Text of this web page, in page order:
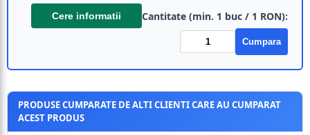
Cere informatii Cantitate (min. 1 buc / 1 RON):
Cumpara
PRODUSE CUMPARATE DE ALTI CLIENTI CARE AU CUMPARAT
ACEST PRODUS